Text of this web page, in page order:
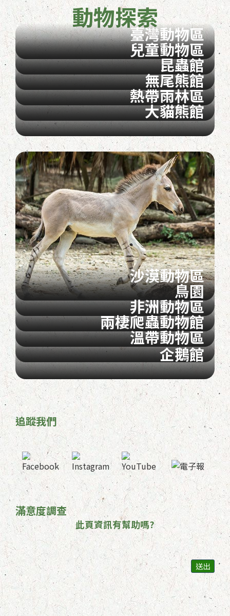
動物探索
臺灣動物區
兒童動物區
昆蟲館
無尾熊館
熱帶雨林區
大貓熊館
沙漠動物區
鳥園
非洲動物區
兩棲爬蟲動物館
溫帶動物區
企鵝館
追蹤我們
滿意度調查
此頁資訊有幫助嗎?